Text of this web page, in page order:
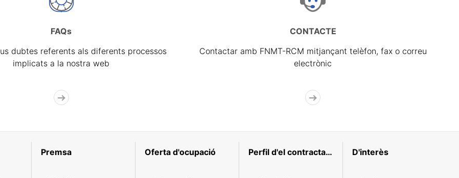
FAQs
dubtes referents als diferents processos
implicats a la nostra web
CONTACTE
Contactar amb FNMT-RCM mitjançant telèfon, fax o correu
electrònic
Premsa Oferta d'ocupació Perfil d'el contractant D'interès